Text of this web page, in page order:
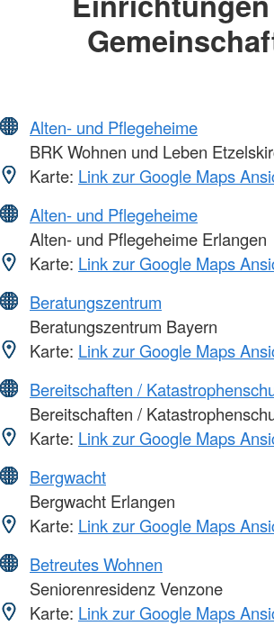
Alten- und Pflegeheime
BRK Wohnen und Leben
Karte: Link zur Google Maps
Alten- und Pflegeheime
Alten- und Pflegeheime Erlangen
Karte: Link zur Google Maps
Beratungszentrum
Beratungszentrum Bayern
Karte: Link zur Google Maps
Bereitschaften /
Bereitschaften /
Karte: Link zur Google Maps
Bergwacht
Bergwacht Erlangen
Karte: Link zur Google Maps
Betreutes Wohnen
Seniorenresidenz Venzone
Karte: Link zur Google Maps